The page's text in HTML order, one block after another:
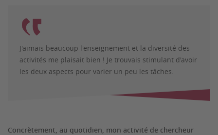
J'aimais beaucoup l'enseignement et la diversité des
activités me plaisait bien ! Je trouvais stimulant d'avoir
les deux aspects pour varier un peu les tâches.
Concrètement, au quotidien, mon activité de chercheur